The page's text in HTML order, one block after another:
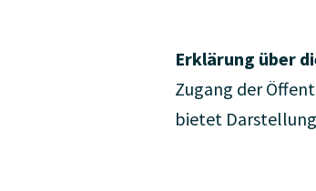
Erklärung über
Zugang der
bietet